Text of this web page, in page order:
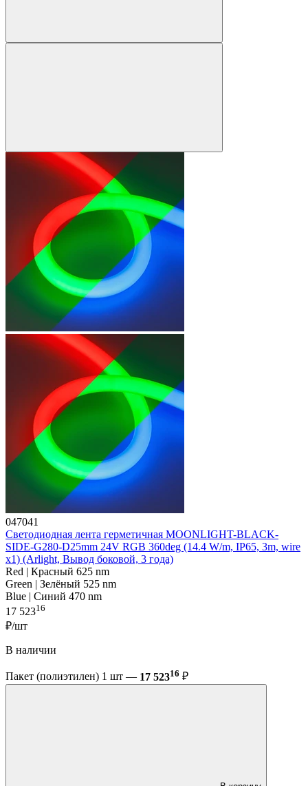
047041
Светодиодная лента герметичная MOONLIGHT-BLACK-
SIDE-G280-D25mm 24V RGB 360deg (14.4 W/m, IP65, 3m, wire
x1) (Arlight, Вывод боковой, 3 года)
Red | Красный 625 nm
Green | Зелёный 525 nm
Blue | Синий 470 nm
17 52316
₽/шт
В наличии
Пакет (полиэтилен) 1 шт — 17 52316 ₽